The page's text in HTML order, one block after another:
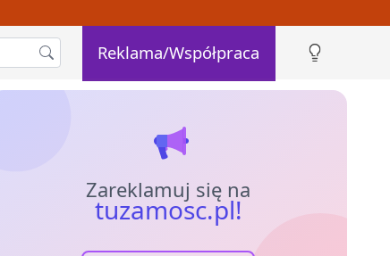
Reklama/Współpraca
Zareklamuj się na
tuzamosc.pl!